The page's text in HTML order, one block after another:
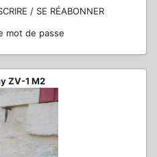
/ SE RÉABONNER
mot de passe
ZV-1 M2